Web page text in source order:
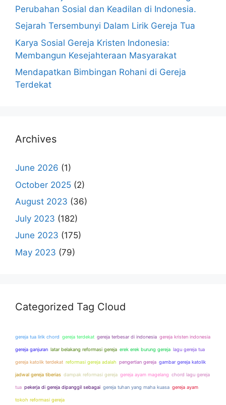
Perubahan Sosial dan Keadilan di Indonesia.
Sejarah Tersembunyi Dalam Lirik Gereja Tua
Karya Sosial Gereja Kristen Indonesia:
Membangun Kesejahteraan Masyarakat
Mendapatkan Bimbingan Rohani di Gereja
Terdekat
Archives
June 2026 (1)
October 2025 (2)
August 2023 (36)
July 2023 (182)
June 2023 (175)
May 2023 (79)
Categorized Tag Cloud
gereja tua lirik chord gereja terdekat gereja terbesar di indonesia gereja kristen indonesia
gereja ganjuran latar belakang reformasi gereja erek erek burung gereja lagu gereja tua
gereja katolik terdekat reformasi gereja adalah pengertian gereja gambar gereja katolik
jadwal gereja tiberias dampak reformasi gereja gereja ayam magelang chord lagu gereja
tua pekerja di gereja dipanggil sebagai gereja tuhan yang maha kuasa gereja ayam
tokoh reformasi gereja